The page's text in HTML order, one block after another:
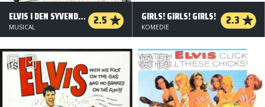
ELVIS I DEN SYVENDE HIMMEL 2.5
MUSICAL
GIRLS! GIRLS! GIRLS! 2.3
KOMEDIE